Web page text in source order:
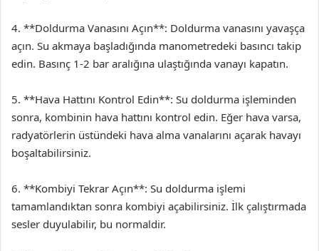
4. **Doldurma Vanasını Açın**: Doldurma vanasını yavaşça
açın. Su akmaya başladığında manometredeki basıncı takip
edin. Basınç 1-2 bar aralığına ulaştığında vanayı kapatın.
5. **Hava Hattını Kontrol Edin**: Su doldurma işleminden
sonra, kombinin hava hattını kontrol edin. Eğer hava varsa,
radyatörlerin üstündeki hava alma vanalarını açarak havayı
boşaltabilirsiniz.
6. **Kombiyi Tekrar Açın**: Su doldurma işlemi
tamamlandıktan sonra kombiyi açabilirsiniz. İlk çalıştırmada
sesler duyulabilir, bu normaldir.